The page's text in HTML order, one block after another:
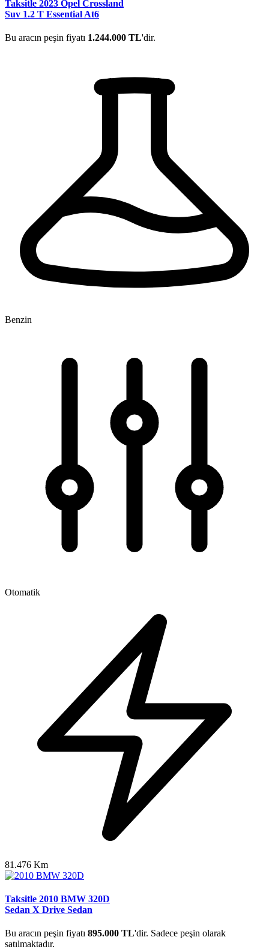
Taksitle 2023 Opel Crossland
Suv 1.2 T Essential At6
Bu aracın peşin fiyatı 1.244.000 TL'dir.
Benzin
Otomatik
81.476 Km
Taksitle 2010 BMW 320D
Sedan X Drive Sedan
Bu aracın peşin fiyatı 895.000 TL'dir. Sadece peşin olarak
satılmaktadır.